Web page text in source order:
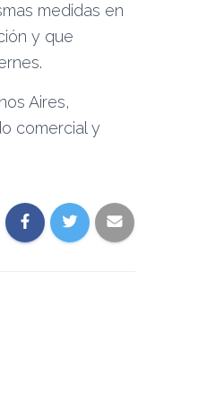
medidas en
y que
Aires,
comercial y